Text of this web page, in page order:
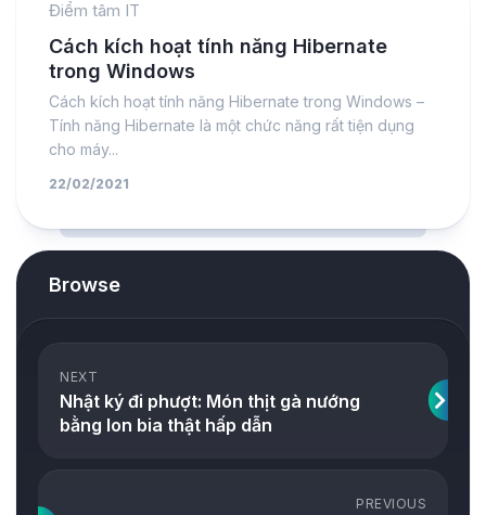
Điểm tâm IT
Cách kích hoạt tính năng Hibernate
trong Windows
Cách kích hoạt tính năng Hibernate trong Windows –
Tính năng Hibernate là một chức năng rất tiện dụng
cho máy...
22/02/2021
Browse
NEXT
Nhật ký đi phượt: Món thịt gà nướng
bằng lon bia thật hấp dẫn
PREVIOUS